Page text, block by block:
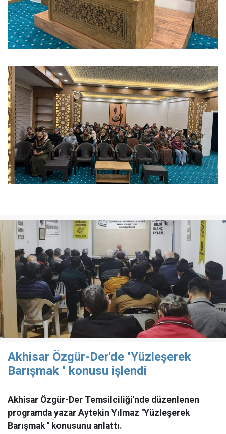
Akhisar Özgür-Der'de ''Yüzleşerek
Barışmak '' konusu işlendi
Akhisar Özgür-Der Temsilciliği'nde düzenlenen
programda yazar Aytekin Yılmaz ''Yüzleşerek
Barışmak '' konusunu anlattı.